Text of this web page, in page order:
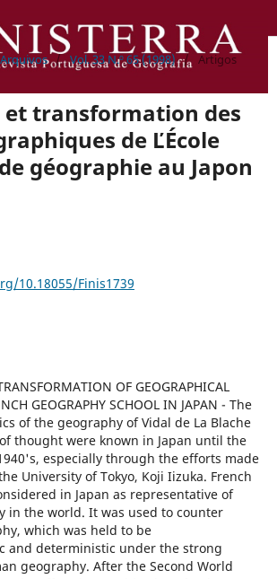
Arquivos / Vol. 33 N.º 65 (1998) / Artigos
et transformation des
de ĽÉcole
géographie au Japon
10.18055/Finis1739
OF GEOGRAPHICAL
GEOGRAPHY SCHOOL IN JAPAN - The
of the geography of Vidal de La Blache
thought were known in Japan until the
especially through the efforts made
University of Tokyo, Koji Iizuka. French
in Japan as representative of
in the world. It was used to counter
which was held to be
and deterministic under the strong
geography. After the Second World